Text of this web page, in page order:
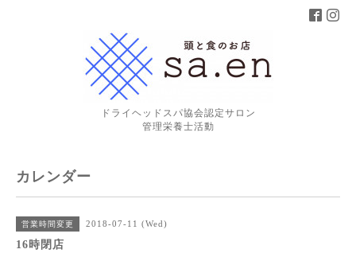
ドライヘッドスパ協会認定サロン
管理栄養士活動
カレンダー
営業時間変更 2018-07-11 (Wed)
16時閉店